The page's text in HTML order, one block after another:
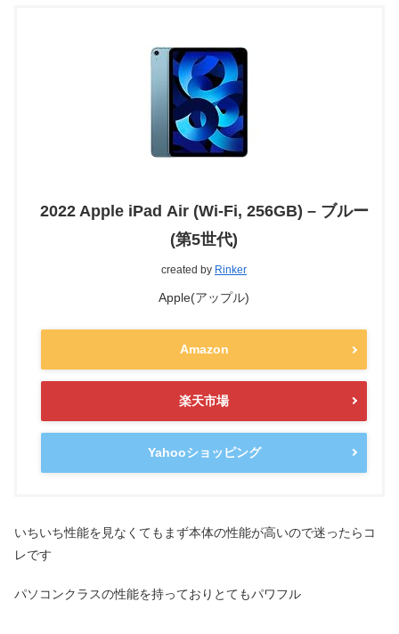
2022 Apple iPad Air (Wi-Fi, 256GB) – ブルー
(第5世代)
created by Rinker
Apple(アップル)
Amazon
楽天市場
Yahooショッピング
いちいち性能を見なくてもまず本体の性能が高いので迷ったらコ
レです
パソコンクラスの性能を持っておりとてもパワフル